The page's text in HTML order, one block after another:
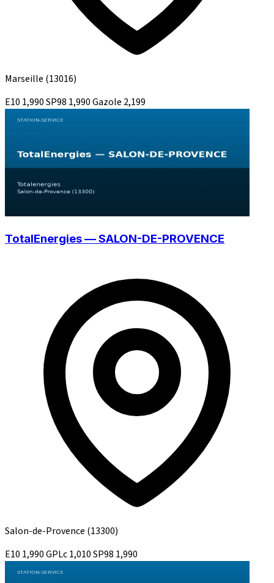
Marseille (13016)
E10 1,990SP98 1,990Gazole 2,199
TotalEnergies — SALON-DE-PROVENCE
Salon-de-Provence (13300)
E10 1,990GPLc1,010SP98 1,990